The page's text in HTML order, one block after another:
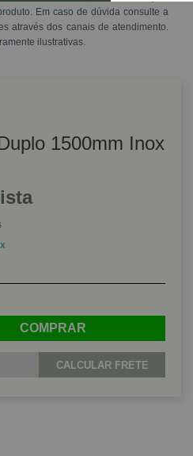
Em caso de dúvida consulte a
através dos canais de atendimento.
ilustrativas.
1500mm Inox
COMPRAR
CALCULAR FRETE